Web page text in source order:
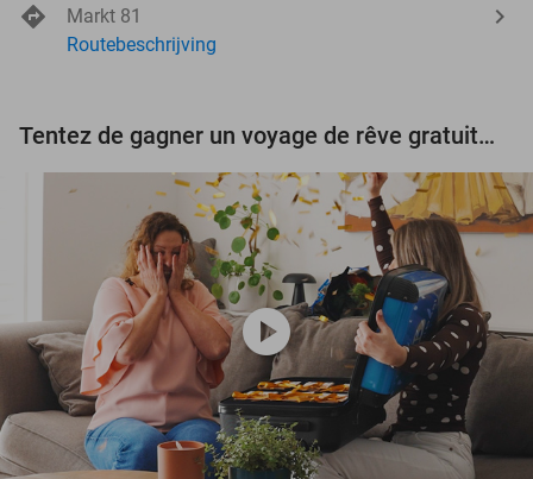
Markt 81
Routebeschrijving
Tentez de gagner un voyage de rêve gratuit d'une valeur de 3.000 € !
play_circle